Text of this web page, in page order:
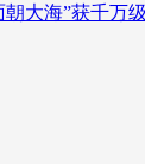
大海”获千万